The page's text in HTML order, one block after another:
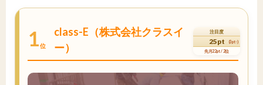
1位
class-E（株式会社クラスイ
ー）
注目度
25pt (3pt↑)
先月22pt / 2位